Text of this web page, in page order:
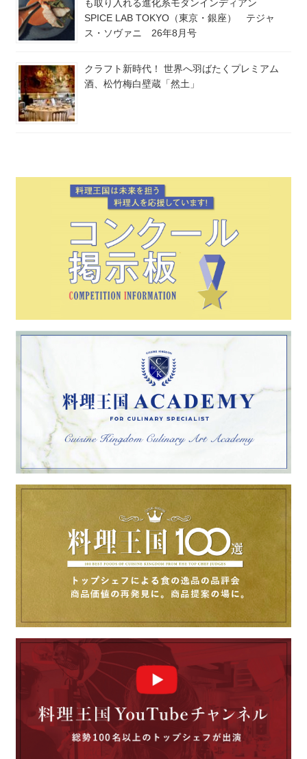
も取り入れる進化系モダンインディアン
SPICE LAB TOKYO（東京・銀座） テジャ
ス・ソヴァニ 26年8月号
クラフト新時代！ 世界へ羽ばたくプレミアム
酒、松竹梅白壁蔵「然土」